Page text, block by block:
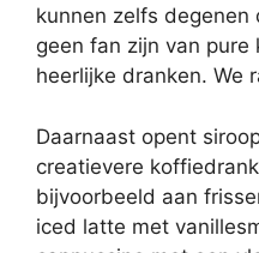
kunnen zelfs degenen
geen fan zijn van
heerlijke dranken. We
Daarnaast opent
creatievere
bijvoorbeeld aan
iced latte met